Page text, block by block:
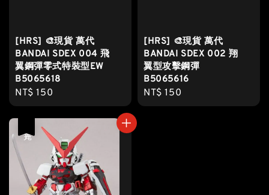
[HRS] 🎨現貨 萬代
BANDAI SDEX 004 飛
翼鋼彈零式特裝型EW
B5065618
Regular
price
NT$ 150
[HRS] 🎨現貨 萬代
BANDAI SDEX 002 翔
翼型攻擊鋼彈
B5065616
Regular
price
NT$ 150